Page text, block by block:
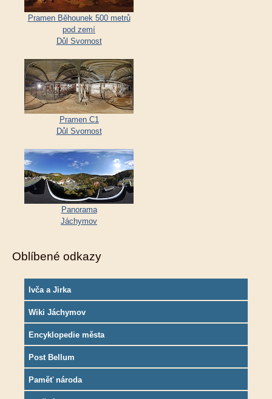
Pramen Běhounek 500 metrů
pod zemí
Důl Svornost
Pramen C1
Důl Svornost
Panorama
Jáchymov
Oblíbené odkazy
Ivča a Jirka
Wiki Jáchymov
Encyklopedie města
Post Bellum
Paměť národa